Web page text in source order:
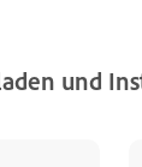
und